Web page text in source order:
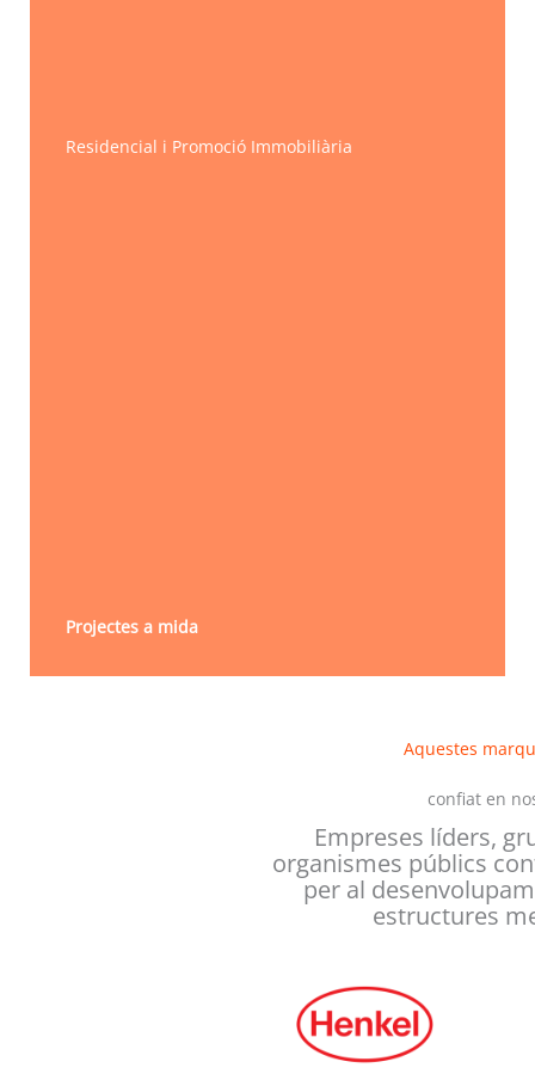
Residencial i Promoció Immobiliària
Projectes a mida
Aquestes
confiat en
Empreses líders,
organismes públics
per al
estructures